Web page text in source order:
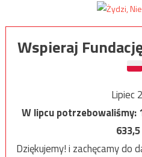
Wspieraj
Lipiec
W lipcu potrzebowaliśmy:
633,5
Dziękujemy! i zachęcamy do